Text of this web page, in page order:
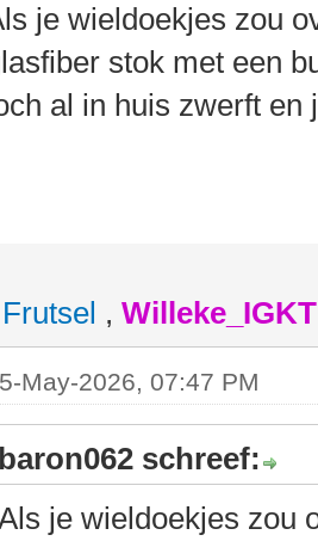
je wieldoekjes zou
stok met een
al in huis zwerft en
Frutsel , Willeke_IGKT
May-2026, 07:47 PM
baron062 schreef:
je wieldoekjes zou